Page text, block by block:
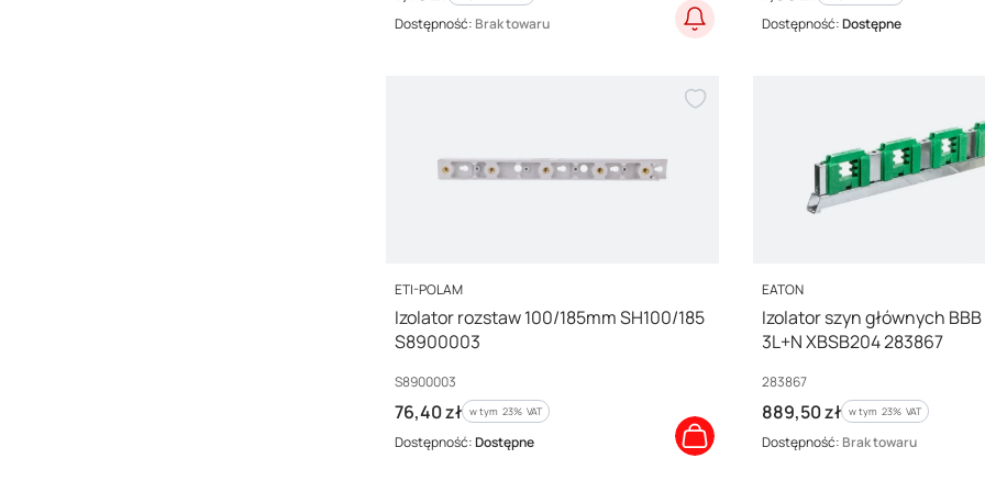
Dostępność: Brak towaru Dostępność:Dostępne
PRODUCENT
ETI-POLAM
Izolator rozstaw 100/185mm SH100/185
S8900003
Kod producenta
S8900003
Cena brutto
76,40 zł w tym %s VAT
w tym 23% VAT
Dostępność:Dostępne
PRODUCENT
EATON
Izolator szyn głównych
3L+N XBSB204 283867
Kod producenta
283867
Cena brutto
889,50 zł w tym %s VAT
w tym 23% VAT
Dostępność: Brak towaru